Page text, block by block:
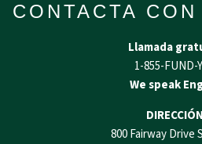
CONTACTA
Llamada
1-855-FUND-
We speak
800 Fairway Drive